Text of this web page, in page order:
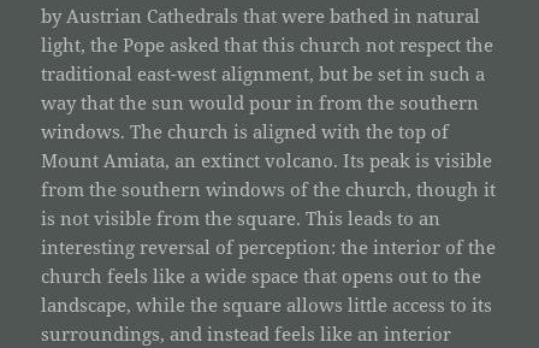
by Austrian Cathedrals that were bathed in natural
light, the Pope asked that this church not respect the
traditional east-west alignment, but be set in such a
way that the sun would pour in from the southern
windows. The church is aligned with the top of
Mount Amiata, an extinct volcano. Its peak is visible
from the southern windows of the church, though it
is not visible from the square. This leads to an
interesting reversal of perception: the interior of the
church feels like a wide space that opens out to the
landscape, while the square allows little access to its
surroundings, and instead feels like an interior